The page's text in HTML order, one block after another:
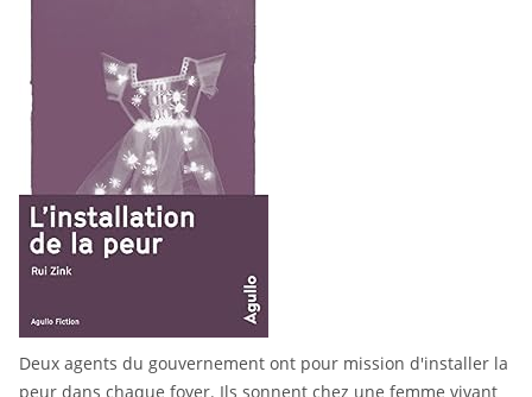
Deux agents du gouvernement ont pour mission d'installer la
peur dans chaque foyer. Ils sonnent chez une femme vivant